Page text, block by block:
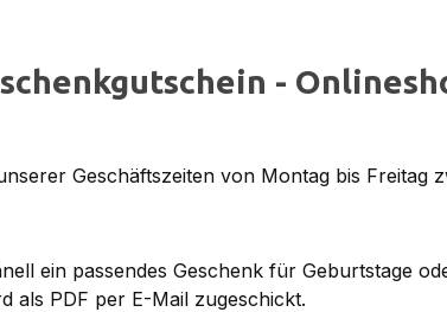
-
Geschäftszeiten von Montag bis Freitag
ein passendes Geschenk für Geburtstage
als PDF per E-Mail zugeschickt.